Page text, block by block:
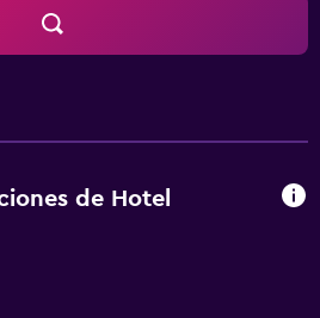
de Hotel